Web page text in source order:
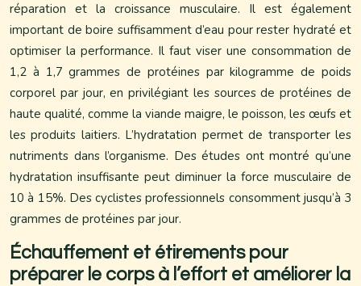
réparation et la croissance musculaire. Il est également
important de boire suffisamment d’eau pour rester hydraté et
optimiser la performance. Il faut viser une consommation de
1,2 à 1,7 grammes de protéines par kilogramme de poids
corporel par jour, en privilégiant les sources de protéines de
haute qualité, comme la viande maigre, le poisson, les œufs et
les produits laitiers. L’hydratation permet de transporter les
nutriments dans l’organisme. Des études ont montré qu’une
hydratation insuffisante peut diminuer la force musculaire de
10 à 15%. Des cyclistes professionnels consomment jusqu’à 3
grammes de protéines par jour.
Échauffement et étirements pour
préparer le corps à l’effort et améliorer la